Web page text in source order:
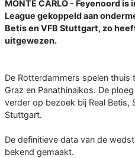
MONTE CARLO - Feyenoord
League gekoppeld aan
Betis en VFB Stuttgart, zo
uitgewezen.
De Rotterdammers spelen thuis
Graz en Panathinaikos. De
verder op bezoek bij Real Betis,
Stuttgart.
De definitieve data van de
bekend gemaakt.